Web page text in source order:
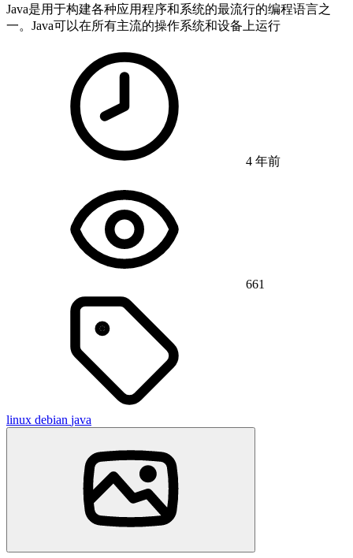
Java是用于构建各种应用程序和系统的最流行的编程语言之
一。Java可以在所有主流的操作系统和设备上运行
4 年前
661
linux debian java